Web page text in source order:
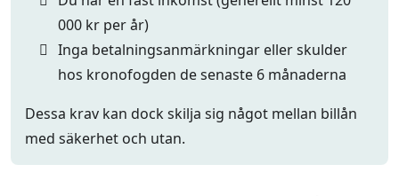
000 kr per år)
Inga betalningsanmärkningar eller skulder
hos kronofogden de senaste 6 månaderna
Dessa krav kan dock skilja sig något mellan billån
med säkerhet och utan.